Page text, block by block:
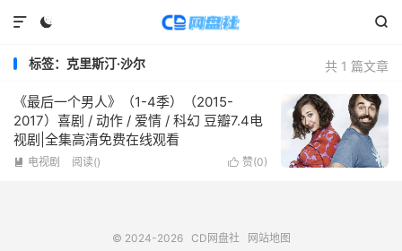
 

共 1 篇文章
标签：克里斯汀·沙尔
《最后一个男人》（1-4季）（2015-
2017）喜剧 / 动作 / 爱情 / 科幻 豆瓣7.4电
视剧|全集高清免费在线观看
 赞(0)
 电视剧 阅读()
© 2024-2026 CD网盘社
网站地图